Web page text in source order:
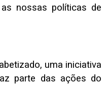
nossas políticas de
uma iniciativa
parte das ações do